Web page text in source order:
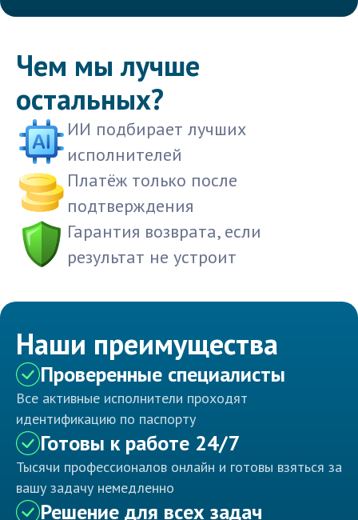
Чем мы лучше
остальных?
ИИ подбирает лучших
исполнителей
Платёж только после
подтверждения
Гарантия возврата, если
результат не устроит
Наши преимущества
Проверенные специалисты
Все активные исполнители проходят
идентификацию по паспорту
Готовы к работе 24/7
Тысячи профессионалов онлайн и готовы взяться за
вашу задачу немедленно
Решение для всех задач